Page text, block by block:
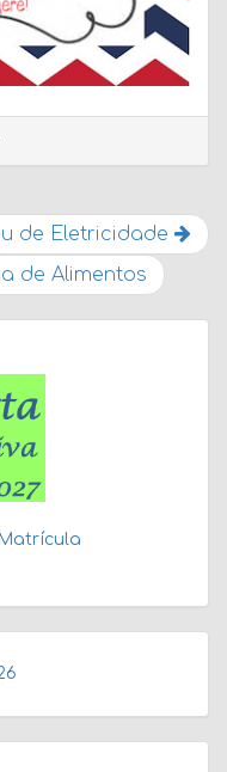
de Eletricidade
de Alimentos